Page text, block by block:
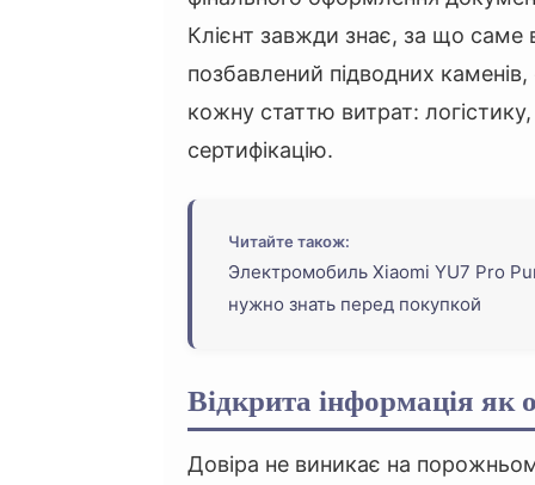
Клієнт завжди знає, за що саме
позбавлений підводних
кожну статтю витрат:
сертифікацію.
Читайте також:
Электромобиль Xiaomi YU7 Pro
нужно знать перед покупкой
Відкрита інформація як
Довіра не виникає на